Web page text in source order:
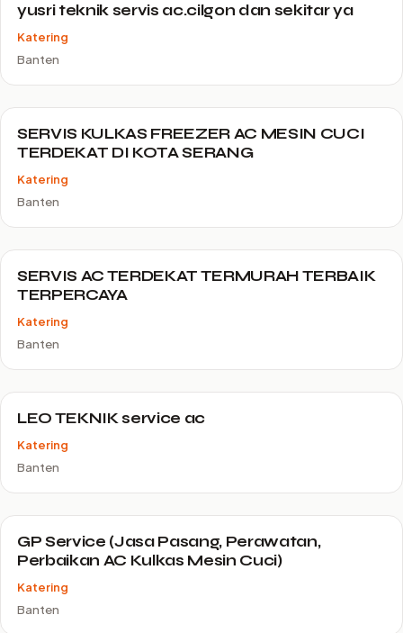
yusri teknik servis ac.cilgon dan sekitar ya
Katering
Banten
SERVIS KULKAS FREEZER AC MESIN CUCI
TERDEKAT DI KOTA SERANG
Katering
Banten
SERVIS AC TERDEKAT TERMURAH TERBAIK
TERPERCAYA
Katering
Banten
LEO TEKNIK service ac
Katering
Banten
GP Service (Jasa Pasang, Perawatan,
Perbaikan AC Kulkas Mesin Cuci)
Katering
Banten